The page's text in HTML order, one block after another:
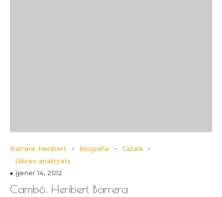
Barrera, Heribert - Biografia - Català -
Llibres analitzats
gener 14, 2012
Cambó, Heribert Barrera